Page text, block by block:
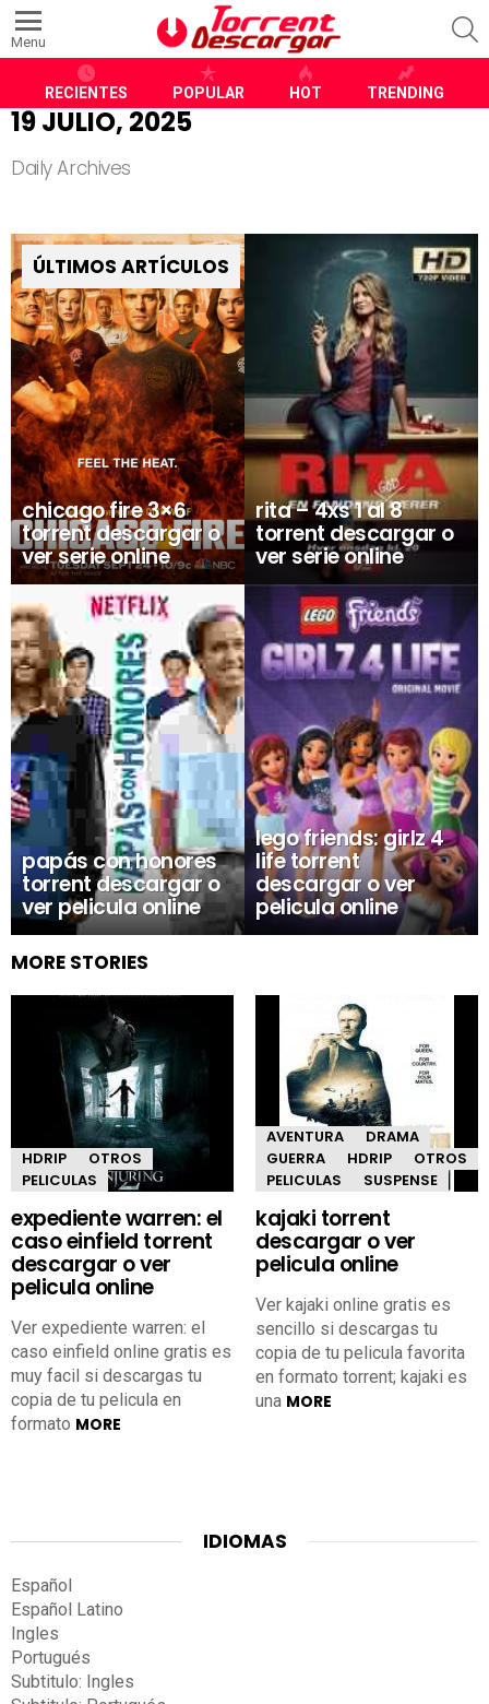
Menu
RECIENTES POPULAR HOT TRENDING
19 JULIO, 2025
Daily Archives
ÚLTIMOS ARTÍCULOS
chicago fire 3×6
torrent descargar o
ver serie online
rita – 4xs 1 al 8
torrent descargar o
ver serie online
papás con honores
torrent descargar o
ver pelicula online
lego friends: girlz 4
life torrent
descargar o ver
pelicula online
MORE STORIES
HDRIP
OTROS
PELICULAS
expediente warren: el
caso einfield torrent
descargar o ver
pelicula online
Ver expediente warren: el
caso einfield online gratis es
muy facil si descargas tu
copia de tu pelicula en
formato MORE
AVENTURA
DRAMA
GUERRA
HDRIP
OTROS
PELICULAS
SUSPENSE
kajaki torrent
descargar o ver
pelicula online
Ver kajaki online gratis es
sencillo si descargas tu
copia de tu pelicula favorita
en formato torrent; kajaki es
una MORE
IDIOMAS
Español
Español Latino
Ingles
Portugués
Subtitulo: Ingles